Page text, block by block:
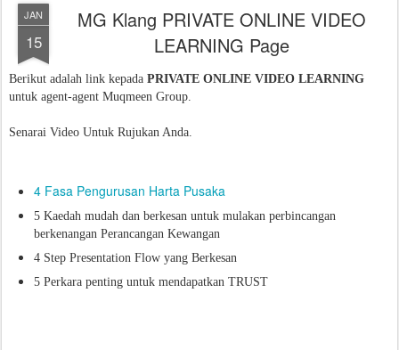
JAN
15
MG Klang PRIVATE ONLINE VIDEO
LEARNING Page
Berikut adalah link kepada PRIVATE ONLINE VIDEO LEARNING
untuk agent-agent Muqmeen Group.
Senarai Video Untuk Rujukan Anda.
4 Fasa Pengurusan Harta Pusaka
5 Kaedah mudah dan berkesan untuk mulakan perbincangan
berkenangan Perancangan Kewangan
4 Step Presentation Flow yang Berkesan
5 Perkara penting untuk mendapatkan TRUST